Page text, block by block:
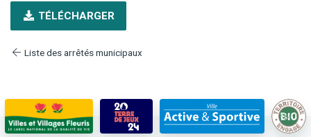
TÉLÉCHARGER
Liste des arrêtés municipaux